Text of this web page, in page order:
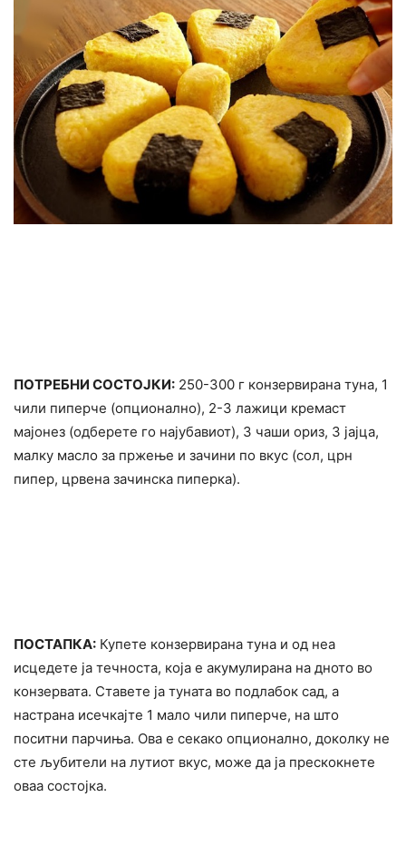
ПОТРЕБНИ СОСТОЈКИ: 250-300 г конзервирана туна, 1
чили пиперче (опционално), 2-3 лажици кремаст
мајонез (одберете го најубавиот), 3 чаши ориз, 3 јајца,
малку масло за пржење и зачини по вкус (сол, црн
пипер, црвена зачинска пиперка).
ПОСТАПКА: Купете конзервирана туна и од неа
исцедете ја течноста, која е акумулирана на дното во
конзервата. Ставете ја туната во подлабок сад, а
настрана исечкајте 1 мало чили пиперче, на што
поситни парчиња. Ова е секако опционално, доколку не
сте љубители на лутиот вкус, може да ја прескокнете
оваа состојка.